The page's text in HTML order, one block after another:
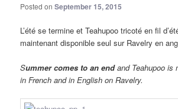
Posted onSeptember 15, 2015
L’été se termine et Teahupoo tricoté en fil
maintenant disponible seul sur Ravelry en
Summer comes to an endand Teahupoo is
in French and in English on Ravelry.